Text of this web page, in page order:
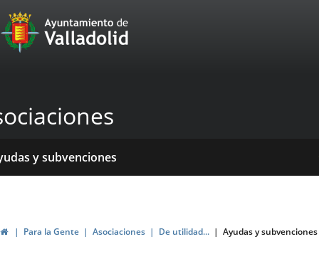
Portal
Web
Ayuntamiento
de
Valladolid
y subvenciones
InicioPara la Gente Asociaciones De utilidad... Ayudas y subvenciones